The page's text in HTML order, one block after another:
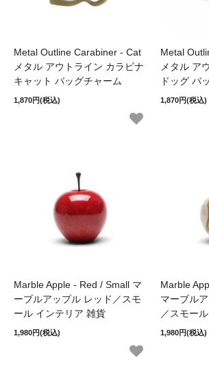
Metal Outline Carabiner - Cat
メタル アウトライン カラビナ
キャット バッグチャーム
1,870円(税込)
Metal
メタル ア
ドッグ バ
1,870円(税込)
Marble Apple - Red / Small マ
ーブルアップル レッド／スモ
ール インテリア 雑貨
1,980円(税込)
Marble
マーブル
／スモー
1,980円(税込)